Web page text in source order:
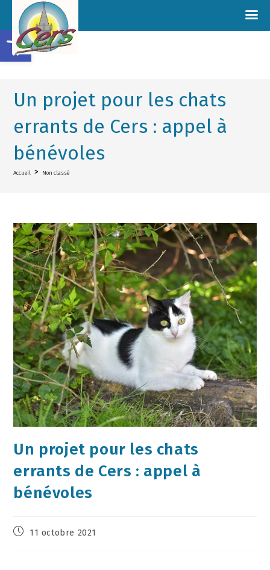
Un projet pour les chats
errants de Cers : appel à
bénévoles
Accueil > Non classé
Un projet pour les chats
errants de Cers : appel à
bénévoles
11 octobre 2021
Ouvrir la barre d’outils